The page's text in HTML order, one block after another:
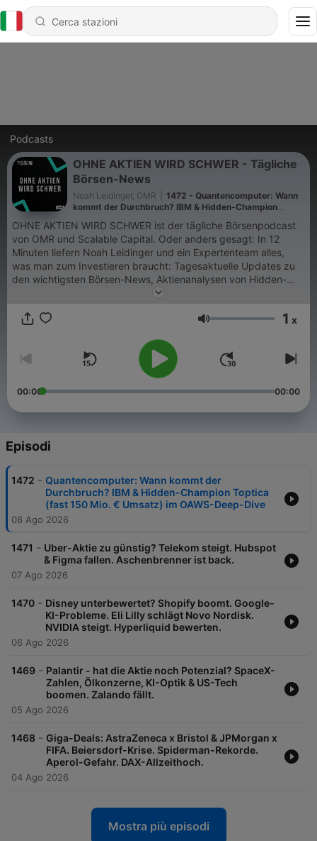
Podcasts
OHNE AKTIEN WIRD SCHWER - Tägliche
Börsen-News
Noah Leidinger, OMR
1472 - Quantencomputer: Wann
kommt der Durchbruch? IBM & Hidden-Champion
OHNE AKTIEN WIRD SCHWER ist der tägliche Börsenpodcast
von OMR und Scalable Capital. Oder anders gesagt: In 12
Minuten liefern Noah Leidinger und ein Expertenteam alles,
was man zum Investieren braucht: Tagesaktuelle Updates zu
den wichtigsten Börsen-News, Aktienanalysen von Hidden-
Champions oder bekannten Firmen und Insights von den
zum Investieren, Handeln und Sparen. Wer hier nicht zuhört,
Volume 1 x
00:00 00:00
Episodi
1472 - Quantencomputer: Wann kommt der
Durchbruch? IBM & Hidden-Champion Toptica
(fast 150 Mio. € Umsatz) im OAWS-Deep-Dive
08 Ago 2026
1471 - Uber-Aktie zu günstig? Telekom steigt. Hubspot
& Figma fallen. Aschenbrenner ist back.
07 Ago 2026
1470 - Disney unterbewertet? Shopify boomt. Google-
KI-Probleme. Eli Lilly schlägt Novo Nordisk.
NVIDIA steigt. Hyperliquid bewerten.
06 Ago 2026
1469 - Palantir - hat die Aktie noch Potenzial? SpaceX-
Zahlen, Ölkonzerne, KI-Optik & US-Tech
boomen. Zalando fällt.
05 Ago 2026
1468 - Giga-Deals: AstraZeneca x Bristol & JPMorgan x
FIFA. Beiersdorf-Krise. Spiderman-Rekorde.
Aperol-Gefahr. DAX-Allzeithoch.
04 Ago 2026
Mostra più episodi